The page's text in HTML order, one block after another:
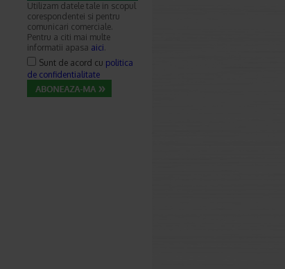
Utilizam datele tale in scopul
corespondentei si pentru
comunicari comerciale.
Pentru a citi mai multe
informatii apasa aici.
Sunt de acord cu politica
de confidentialitate